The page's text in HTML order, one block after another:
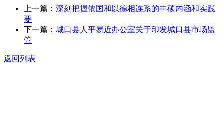
上一篇： 深刻把握依国和以德相连系的丰硕内涵和实践
要
下一篇： 城口县人平易近办公室关于印发城口县市场监
管
返回列表